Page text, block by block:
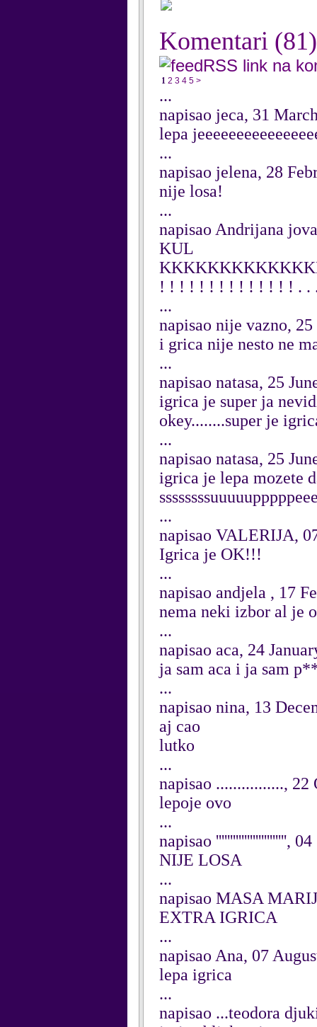
Komentari (81)
RSS link na
1 2 3 4 5 >
...
napisao jeca, 31
lepa
...
napisao jelena, 28
nije losa!
...
napisao Andrijana
KUL
! ! ! ! ! ! ! ! ! ! ! ! ! ! . .
...
napisao nije vazno,
i grica nije nesto ne
...
napisao natasa, 25
igrica je super ja
okey........super je
...
napisao natasa, 25
igrica je lepa mozete
...
napisao VALERIJA,
Igrica je OK!!!
...
napisao andjela , 17
nema neki izbor al je
...
napisao aca, 24
ja sam aca i ja sam
...
napisao nina, 13
aj cao
lutko
...
napisao ................, 22
lepoje ovo
...
napisao ''''''''''''''''''''''''',
NIJE LOSA
...
napisao MASA
EXTRA IGRICA
...
napisao Ana, 07
lepa igrica
...
napisao ...teodora